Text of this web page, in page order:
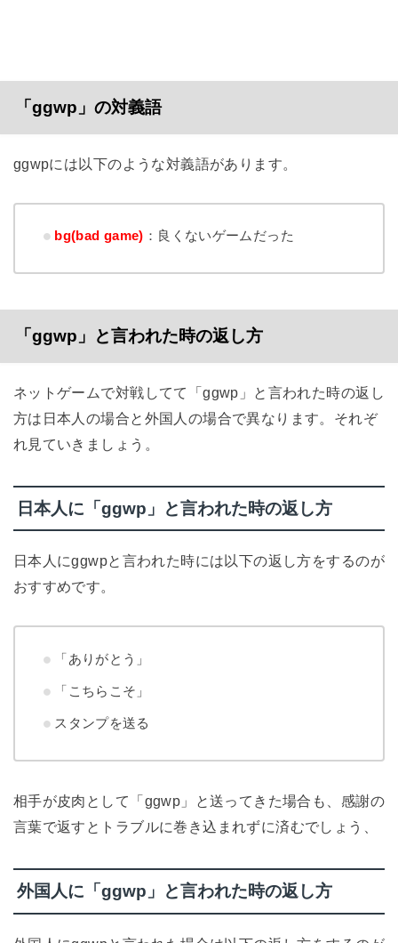
「ggwp」の対義語
ggwpには以下のような対義語があります。
bg(bad game) ：良くないゲームだった
「ggwp」と言われた時の返し方
ネットゲームで対戦してて「ggwp」と言われた時の返し
方は日本人の場合と外国人の場合で異なります。それぞ
れ見ていきましょう。
日本人に「ggwp」と言われた時の返し方
日本人にggwpと言われた時には以下の返し方をするのが
おすすめです。
「ありがとう」
「こちらこそ」
スタンプを送る
相手が皮肉として「ggwp」と送ってきた場合も、感謝の
言葉で返すとトラブルに巻き込まれずに済むでしょう、
外国人に「ggwp」と言われた時の返し方